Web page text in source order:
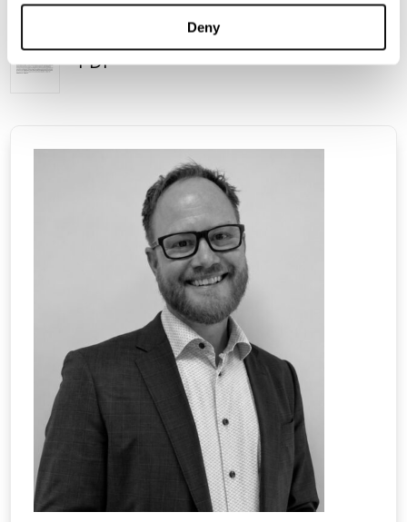
Deny
är FNCA Sweden AB.
PDF